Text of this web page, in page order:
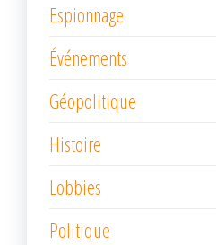
Espionnage
Événements
Géopolitique
Histoire
Lobbies
Politique